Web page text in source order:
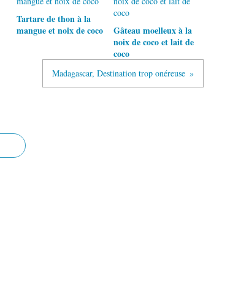
Tartare de thon à la
mangue et noix de coco
Gâteau moelleux à la
noix de coco et lait de
coco
Madagascar, Destination trop onéreuse